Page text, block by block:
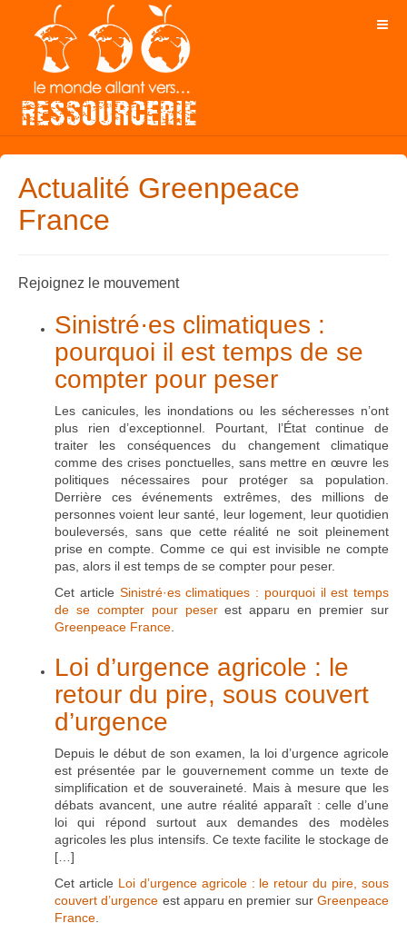
Actualité Greenpeace
France
Rejoignez le mouvement
Sinistré·es climatiques :
pourquoi il est temps de se
compter pour peser
Les canicules, les inondations ou les sécheresses n’ont
plus rien d’exceptionnel. Pourtant, l’État continue de
traiter les conséquences du changement climatique
comme des crises ponctuelles, sans mettre en œuvre les
politiques nécessaires pour protéger sa population.
Derrière ces événements extrêmes, des millions de
personnes voient leur santé, leur logement, leur quotidien
bouleversés, sans que cette réalité ne soit pleinement
prise en compte. Comme ce qui est invisible ne compte
pas, alors il est temps de se compter pour peser.
Cet article Sinistré·es climatiques : pourquoi il est temps
de se compter pour peserest apparu en premier sur
Greenpeace France
Loi d’urgence agricole : le
retour du pire, sous couvert
d’urgence
Depuis le début de son examen, la loi d’urgence agricole
est présentée par le gouvernement comme un texte de
simplification et de souveraineté. Mais à mesure que les
débats avancent, une autre réalité apparaît : celle d’une
loi qui répond surtout aux demandes des modèles
agricoles les plus intensifs. Ce texte facilite le stockage de
[…]
Cet article Loi d’urgence agricole : le retour du pire, sous
couvert d’urgence est apparu en premier surGreenpeace
France